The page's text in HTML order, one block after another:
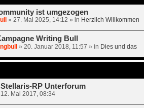
ist umgezogen
» 27. Mai 2025, 14:12 » in Herzlich Willkommen
Writing Bull
» 20. Januar 2018, 11:57 » in Dies und das
Stellaris-RP Unterforum
12. Mai 2017, 08:34